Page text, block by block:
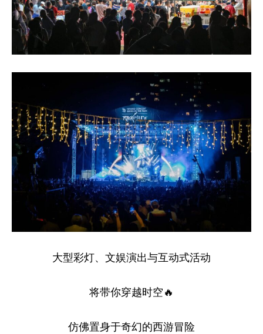
大型彩灯、文娱演出与互动式活动
将带你穿越时空🔥
仿佛置身于奇幻的西游冒险